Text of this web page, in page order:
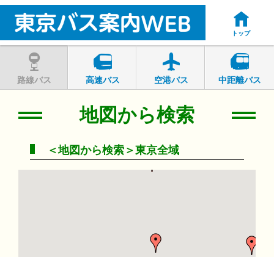
トップ
路線バス 高速バス 空港バス 中距離バス
地図から検索
＜地図から検索＞東京全域